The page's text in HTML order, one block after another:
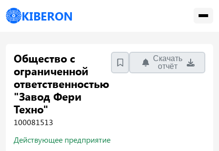
KIBERON
Общество с
ограниченной
ответственностью
"Завод Фери
Техно"
100081513
Скачать
отчёт
Действующее предприятие